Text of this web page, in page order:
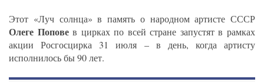
Этот «Луч солнца» в память о народном артисте СССР
Олеге Поповев цирках по всей стране запустят в рамках
акции Росгосцирка 31 июля – в день, когда артисту
исполнилось бы 90 лет.